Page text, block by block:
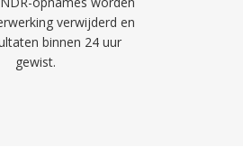
verwijderd en
binnen 24 uur
gewist.